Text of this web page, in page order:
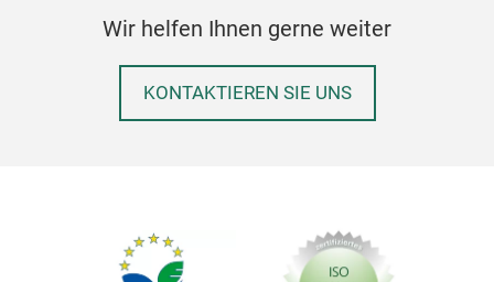
Wir helfen Ihnen gerne weiter
KONTAKTIEREN SIE UNS